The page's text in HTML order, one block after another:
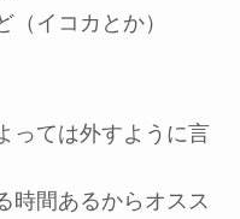
イコカとか）
っては外すように言
時間あるからオスス